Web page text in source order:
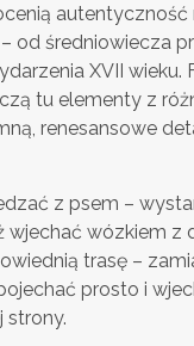
autentyczność
od średniowiecza
XVII wieku.
tu elementy z
renesansowe
z psem –
wjechać wózkiem z
trasę –
prosto i
strony.